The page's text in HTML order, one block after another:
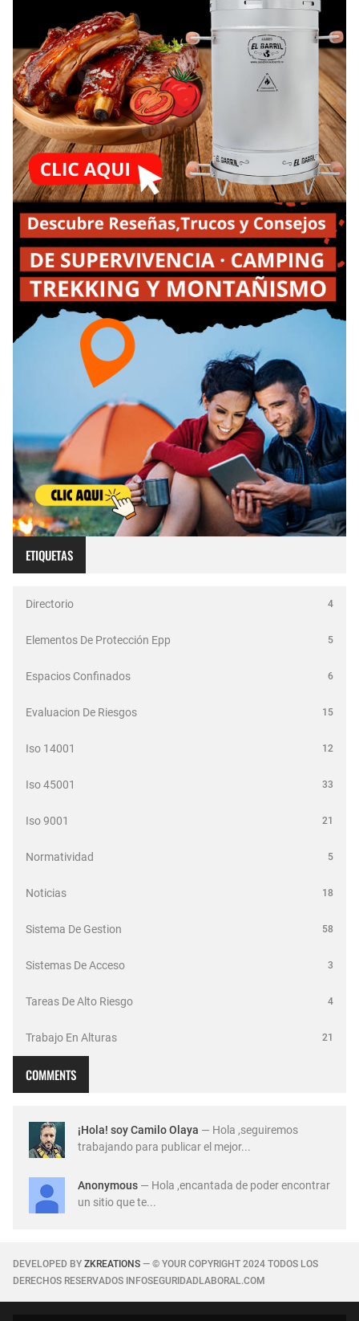
ETIQUETAS
Directorio 4
Elementos De Protección Epp 5
Espacios Confinados 6
Evaluacion De Riesgos 15
Iso 14001 12
Iso 45001 33
Iso 9001 21
Normatividad 5
Noticias 18
Sistema De Gestion 58
Sistemas De Acceso 3
Tareas De Alto Riesgo 4
Trabajo En Alturas 21
COMMENTS
¡Hola! soy Camilo Olaya — Hola ,seguiremos
trabajando para publicar el mejor...
Anonymous — Hola ,encantada de poder encontrar
un sitio que te...
DEVELOPED BY ZKREATIONS — © YOUR COPYRIGHT 2024 TODOS LOS
DERECHOS RESERVADOS INFOSEGURIDADLABORAL.COM